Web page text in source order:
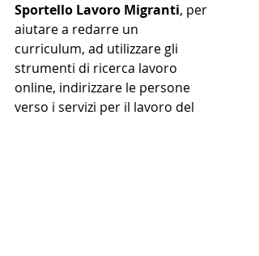
Sportello Lavoro Migranti, per
aiutare a redarre un
curriculum, ad utilizzare gli
strumenti di ricerca lavoro
online, indirizzare le persone
verso i servizi per il lavoro del